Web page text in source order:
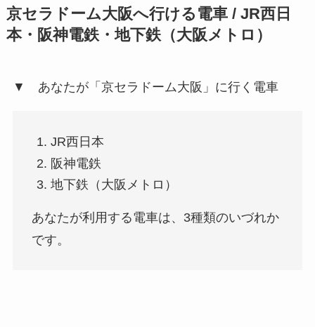
京セラドーム大阪へ行ける電車 / JR西日
本・阪神電鉄・地下鉄（大阪メトロ）
▼ あなたが「京セラドーム大阪」に行く電車
JR西日本
阪神電鉄
地下鉄（大阪メトロ）
あなたが利用する電車は、3種類のいづれか
です。